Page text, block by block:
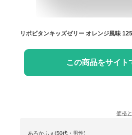
この商品をサイト
価格
あろかふぇ(50代・男性)